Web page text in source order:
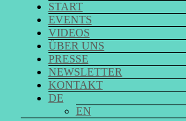
START
EVENTS
VIDEOS
ÜBER UNS
PRESSE
NEWSLETTER
KONTAKT
DE
EN